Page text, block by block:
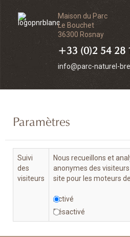
Maison du Parc
Le Bouchet
36300 Rosnay
+33 (0)2 54 28
info@parc-naturel-
Paramètres
Suivi
des
visiteurs
Nous recueillons et
anonymes des
site pour les moteurs
Activé
Désactivé